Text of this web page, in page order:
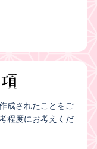
成されたことをご
程度にお考えくだ